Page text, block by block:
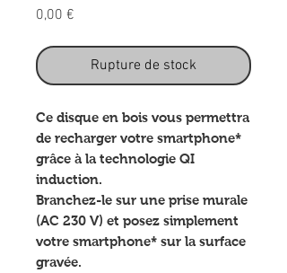
0,00 €
Rupture de stock
Ce disque en bois vous permettra
de recharger votre smartphone*
grâce à la technologie QI
induction.
Branchez-le sur une prise murale
(AC 230 V) et posez simplement
votre smartphone* sur la surface
gravée.